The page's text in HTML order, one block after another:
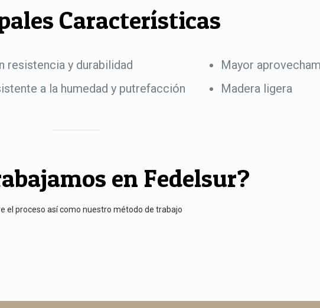
Características
resistencia y durabilidad
a la humedad y putrefacción
Mayor
Madera ligera
en Fedelsur?
el proceso así como nuestro método de trabajo